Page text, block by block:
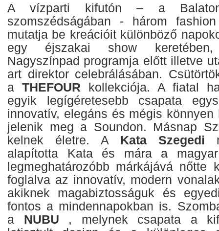
A vízparti kifutón – a
szomszédságában - három
mutatja be kreációit különböző
egy éjszakai show
Nagyszínpad programja előtt illetve
art direktor celebrálásában.
a THEFOUR kollekciója. A fiatal
egyik legígéretesebb csapata
innovatív, elegáns és mégis könnyen
jelenik meg a Soundon. Másnap
kelnek életre. A Kata Szegedi
alapította Kata és mára a
legmeghatározóbb márkájává nőtte
foglalva az innovatív, modern
akiknek magabiztosságuk és
fontos a mindennapokban is.
a NUBU , melynek csapata a